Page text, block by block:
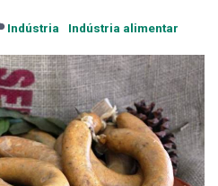
Indústria Indústria alimentar